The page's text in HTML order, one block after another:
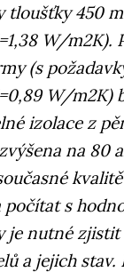
tloušťky 450
W/m2K).
(s
W/m2K)
izolace z
na 80
počítat s
je nutné
a jejich stav.